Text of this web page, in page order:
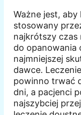
Ważne jest, aby
stosowany
najkrótszy czas
do opanowania
najmniejszej
dawce.
powinno trwać
dni, a pacjenci
najszybciej